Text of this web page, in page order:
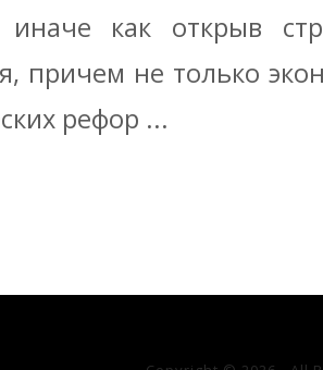
иначе как от­крыв
причем не только
рефор ...